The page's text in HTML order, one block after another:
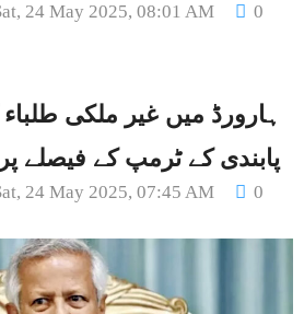
24 May 2025, 08:01 AM 0
ہارورڈ میں غیر ملکی طلباء
پابندی کے ٹرمپ کے فیصلے
24 May 2025, 07:45 AM 0